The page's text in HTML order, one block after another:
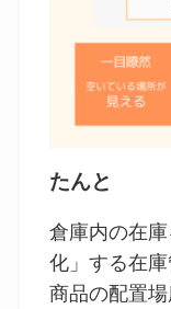
たんと
倉庫内の在
化」する在庫
商品の配置